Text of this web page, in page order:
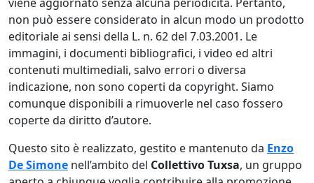
viene aggiornato senza alcuna periodicità. Pertanto,
non può essere considerato in alcun modo un prodotto
editoriale ai sensi della L. n. 62 del 7.03.2001. Le
immagini, i documenti bibliografici, i video ed altri
contenuti multimediali, salvo errori o diversa
indicazione, non sono coperti da copyright. Siamo
comunque disponibili a rimuoverle nel caso fossero
coperte da diritto d’autore.
Questo sito è realizzato, gestito e mantenuto da Enzo
De Simone nell’ambito del Collettivo Tuxsa, un gruppo